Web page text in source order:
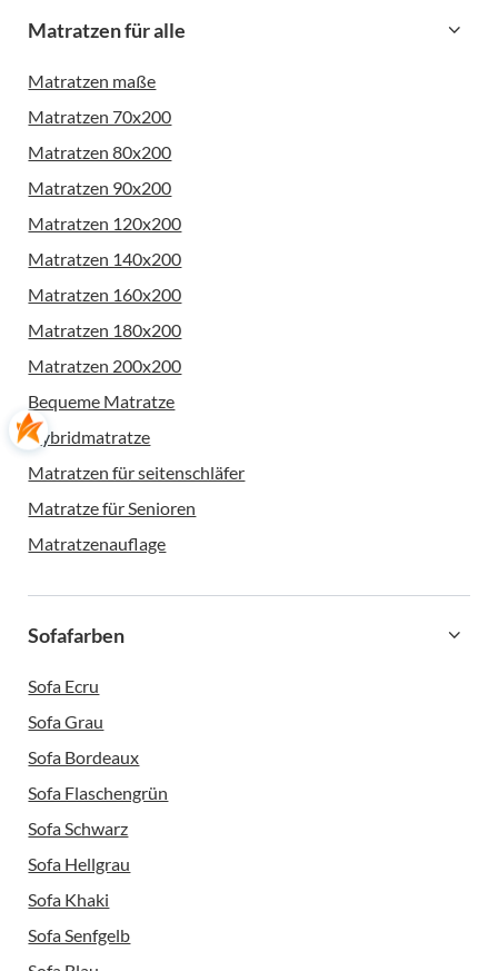
Matratzen für alle
Matratzen maße
Matratzen 70x200
Matratzen 80x200
Matratzen 90x200
Matratzen 120x200
Matratzen 140x200
Matratzen 160x200
Matratzen 180x200
Matratzen 200x200
Bequeme Matratze
Hybridmatratze
Matratzen für seitenschläfer
Matratze für Senioren
Matratzenauflage
Sofafarben
Sofa Ecru
Sofa Grau
Sofa Bordeaux
Sofa Flaschengrün
Sofa Schwarz
Sofa Hellgrau
Sofa Khaki
Sofa Senfgelb